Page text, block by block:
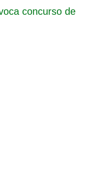
concurso de